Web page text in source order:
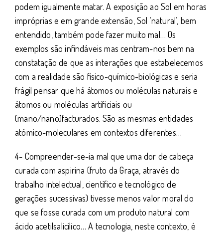
podem igualmente matar. A exposição ao Sol em horas
impróprias e em grande extensão, Sol ‘natural’, bem
entendido, também pode fazer muito mal… Os
exemplos são infindáveis mas centram-nos bem na
constatação de que as interações que estabelecemos
com a realidade são físico-químico-biológicas e seria
frágil pensar que há átomos ou moléculas naturais e
átomos ou moléculas artificiais ou
(mano/nano)facturados. São as mesmas entidades
atómico-moleculares em contextos diferentes…
4- Compreender-se-ia mal que uma dor de cabeça
curada com aspirina (fruto da Graça, através do
trabalho intelectual, científico e tecnológico de
gerações sucessivas) tivesse menos valor moral do
que se fosse curada com um produto natural com
ácido acetilsalicílico… A tecnologia, neste contexto, é